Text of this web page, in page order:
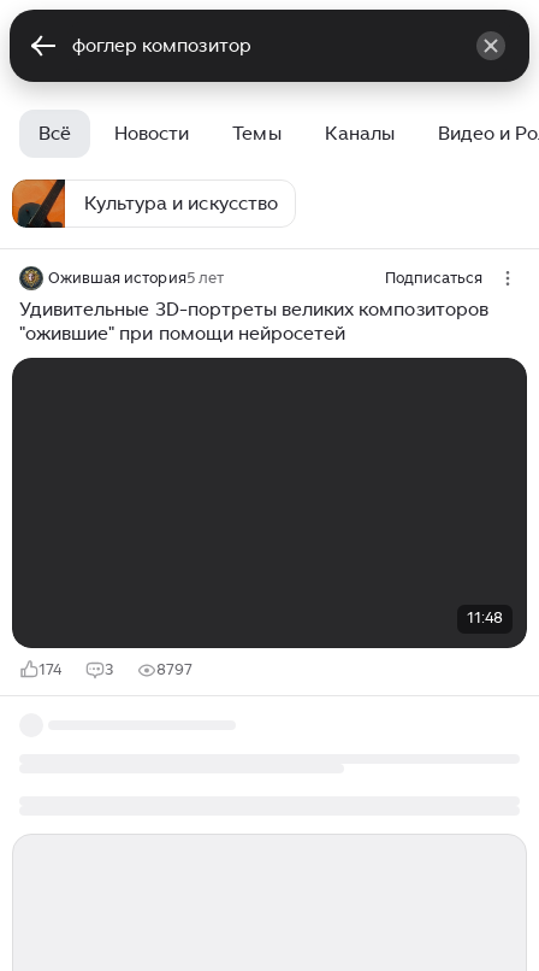
Всё Новости Темы Каналы Видео и
Культура и искусство
Ожившая история5 лет Подписаться
Удивительные 3D-портреты великих композиторов
"ожившие" при помощи нейросетей
11:48
174 3 8797